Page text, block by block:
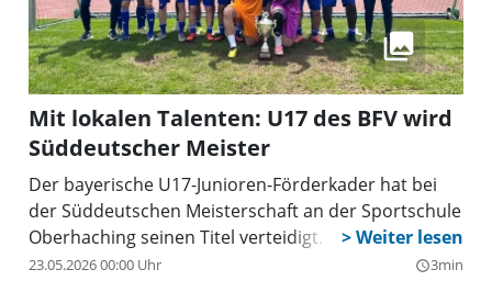
Mit lokalen Talenten: U17 des BFV wird
Süddeutscher Meister
Der bayerische U17-Junioren-Förderkader hat bei
der Süddeutschen Meisterschaft an der Sportschule
Oberhaching seinen Titel verteidigt.
23.05.2026 00:00 Uhr query_builder3min